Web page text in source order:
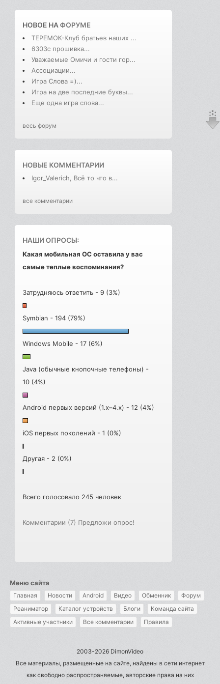
НОВОЕ НАФОРУМЕ
ТЕРЕМОК-Клуб братьев наших ...
6303с прошивка...
Уважаемые Омичи и гости гор...
Ассоциации...
Игра Слова =)...
Игра на две последние буквы...
Еще одна игра слова...
весь форум
НОВЫЕ КОММЕНТАРИИ
Igor_Valerich, Всё то что в...
все комментарии
НАШИ ОПРОСЫ:
Какая мобильная ОС оставила у вас
самые теплые воспоминания?
Затрудняюсь ответить - 9 (3%)
Symbian - 194 (79%)
Windows Mobile - 17 (6%)
Java (обычные кнопочные телефоны) -
10 (4%)
Android первых версий (1.x–4.x) - 12 (4%)
iOS первых поколений - 1 (0%)
Другая - 2 (0%)
Всего голосовало 245 человек
Комментарии (7) Предложи опрос!
Меню сайта
Главная Новости Android Видео Обменник
Форум
Реаниматор
Каталог устройств Блоги
Команда сайта
Активные участники
Все комментарии Правила
2003-2026 DimonVideo
Все материалы, размещенные на сайте, найдены в сети интернет
как свободно распространяемые, авторские права на них